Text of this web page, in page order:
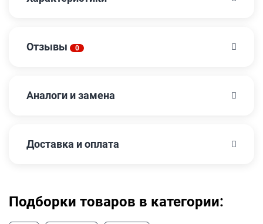
Отзывы 0
Аналоги и замена
Доставка и оплата
Подборки товаров в категории: